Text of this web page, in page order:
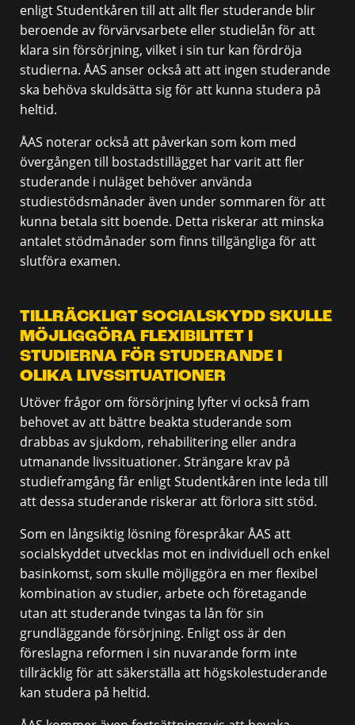
enligt Studentkåren till att allt fler studerande blir
beroende av förvärvsarbete eller studielån för att
klara sin försörjning, vilket i sin tur kan fördröja
studierna. ÅAS anser också att att ingen studerande
ska behöva skuldsätta sig för att kunna studera på
heltid.
ÅAS noterar också att påverkan som kom med
övergången till bostadstillägget har varit att fler
studerande i nuläget behöver använda
studiestödsmånader även under sommaren för att
kunna betala sitt boende. Detta riskerar att minska
antalet stödmånader som finns tillgängliga för att
slutföra examen.
TILLRÄCKLIGT SOCIALSKYDD SKULLE
MÖJLIGGÖRA FLEXIBILITET I
STUDIERNA FÖR STUDERANDE I
OLIKA LIVSSITUATIONER
Utöver frågor om försörjning lyfter vi också fram
behovet av att bättre beakta studerande som
drabbas av sjukdom, rehabilitering eller andra
utmanande livssituationer. Strängare krav på
studieframgång får enligt Studentkåren inte leda till
att dessa studerande riskerar att förlora sitt stöd.
Som en långsiktig lösning förespråkar ÅAS att
socialskyddet utvecklas mot en individuell och enkel
basinkomst, som skulle möjliggöra en mer flexibel
kombination av studier, arbete och företagande
utan att studerande tvingas ta lån för sin
grundläggande försörjning. Enligt oss är den
föreslagna reformen i sin nuvarande form inte
tillräcklig för att säkerställa att högskolestuderande
kan studera på heltid.